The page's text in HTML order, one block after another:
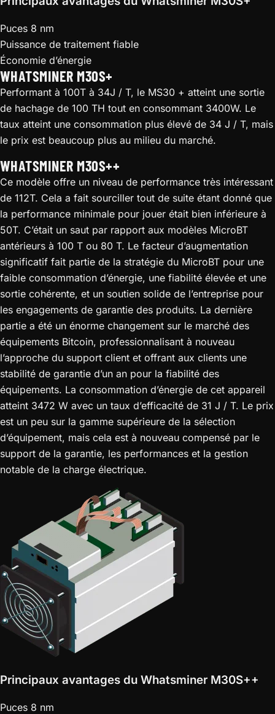
Puces 8 nm
Puissance de traitement fiable
Économie d’énergie
WHATSMINER M30S+
Performant à 100T à 34J / T, le MS30 + atteint une sortie
de hachage de 100 TH tout en consommant 3400W. Le
taux atteint une consommation plus élevé de 34 J / T, mais
le prix est beaucoup plus au milieu du marché.
WHATSMINER M30S++
Ce modèle offre un niveau de performance très intéressant
de 112T. Cela a fait sourciller tout de suite étant donné que
la performance minimale pour jouer était bien inférieure à
50T. C’était un saut par rapport aux modèles MicroBT
antérieurs à 100 T ou 80 T. Le facteur d’augmentation
significatif fait partie de la stratégie du MicroBT pour une
faible consommation d’énergie, une fiabilité élevée et une
sortie cohérente, et un soutien solide de l’entreprise pour
les engagements de garantie des produits. La dernière
partie a été un énorme changement sur le marché des
équipements Bitcoin, professionnalisant à nouveau
l’approche du support client et offrant aux clients une
stabilité de garantie d’un an pour la fiabilité des
équipements. La consommation d’énergie de cet appareil
atteint 3472 W avec un taux d’efficacité de 31 J / T. Le prix
est un peu sur la gamme supérieure de la sélection
d’équipement, mais cela est à nouveau compensé par le
support de la garantie, les performances et la gestion
notable de la charge électrique.
Principaux avantages du Whatsminer M30S++
Puces 8 nm